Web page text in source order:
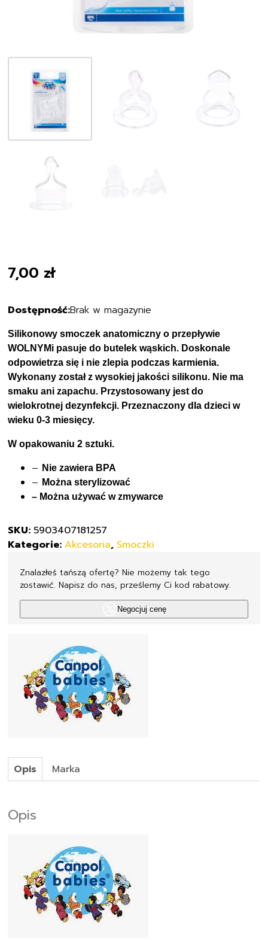
7,00 zł
Brak w magazynie
Silikonowy smoczek anatomiczny o przepływie
WOLNYMi pasuje do butelek wąskich. Doskonale
odpowietrza się i nie zlepia podczas karmienia.
Wykonany został z wysokiej jakości silikonu. Nie ma
smaku ani zapachu. Przystosowany jest do
wielokrotnej dezynfekcji. Przeznaczony dla dzieci w
wieku 0-3 miesięcy.
W opakowaniu 2 sztuki.
– Nie zawiera BPA
– Można sterylizować
– Można używać w zmywarce
SKU: 5903407181257
Kategorie:Akcesoria, Smoczki
Znalazłeś tańszą ofertę? Nie możemy tak tego
zostawić. Napisz do nas, prześlemy Ci kod rabatowy.
Negocjuj cenę
Opis Marka
Opis